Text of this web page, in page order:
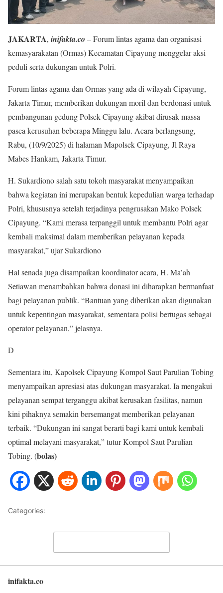
JAKARTA, inifakta.co – Forum lintas agama dan organisasi
kemasyarakatan (Ormas) Kecamatan Cipayung menggelar aksi
peduli serta dukungan untuk Polri.
Forum lintas agama dan Ormas yang ada di wilayah Cipayung,
Jakarta Timur, memberikan dukungan moril dan berdonasi untuk
pembangunan gedung Polsek Cipayung akibat dirusak massa
pasca kerusuhan beberapa Minggu lalu. Acara berlangsung,
Rabu, (10/9/2025) di halaman Mapolsek Cipayung, Jl Raya
Mabes Hankam, Jakarta Timur.
H. Sukardiono salah satu tokoh masyarakat menyampaikan
bahwa kegiatan ini merupakan bentuk kepedulian warga terhadap
Polri, khususnya setelah terjadinya pengrusakan Mako Polsek
Cipayung. “Kami merasa terpanggil untuk membantu Polri agar
kembali maksimal dalam memberikan pelayanan kepada
masyarakat,” ujar Sukardiono
Hal senada juga disampaikan koordinator acara, H. Ma’ah
Setiawan menambahkan bahwa donasi ini diharapkan bermanfaat
bagi pelayanan publik. “Bantuan yang diberikan akan digunakan
untuk kepentingan masyarakat, sementara polisi bertugas sebagai
operator pelayanan,” jelasnya.
D
Sementara itu, Kapolsek Cipayung Kompol Saut Parulian Tobing
menyampaikan apresiasi atas dukungan masyarakat. Ia mengakui
pelayanan sempat terganggu akibat kerusakan fasilitas, namun
kini pihaknya semakin bersemangat memberikan pelayanan
terbaik. “Dukungan ini sangat berarti bagi kami untuk kembali
optimal melayani masyarakat,” tutur Kompol Saut Parulian
Tobing. (bolas)
Categories:
inifakta.co